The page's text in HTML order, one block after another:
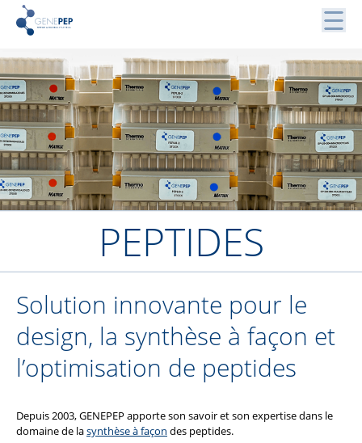
Skip
Genepep
Peptides, Bibliothèques de Peptides et Protéines
PEPTIDES
Solution innovante pour le
design, la synthèse à façon et
l’optimisation de peptides
Depuis 2003, GENEPEP apporte son savoir et son expertise dans le
domaine de lasynthèse à façon des peptides.